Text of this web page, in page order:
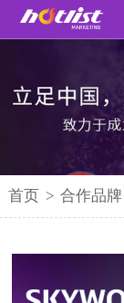
首页 > 合作品牌